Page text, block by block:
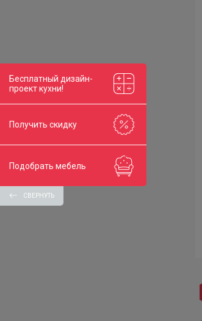
Бесплатный дизайн-
проект кухни!
Получить скидку
Подобрать мебель
СВЕРНУТЬ